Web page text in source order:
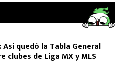
Así quedó la Tabla General
clubes de Liga MX y MLS